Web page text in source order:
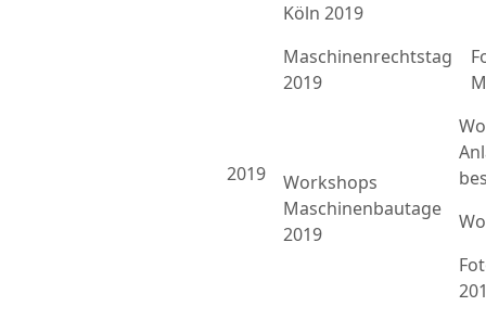
2019
Köln 2019
Maschinenrechtstag
2019
Workshops
Maschinenbautage
2019